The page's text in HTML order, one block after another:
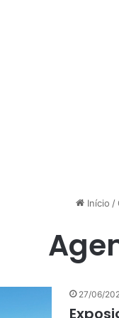
Início /
27/06/